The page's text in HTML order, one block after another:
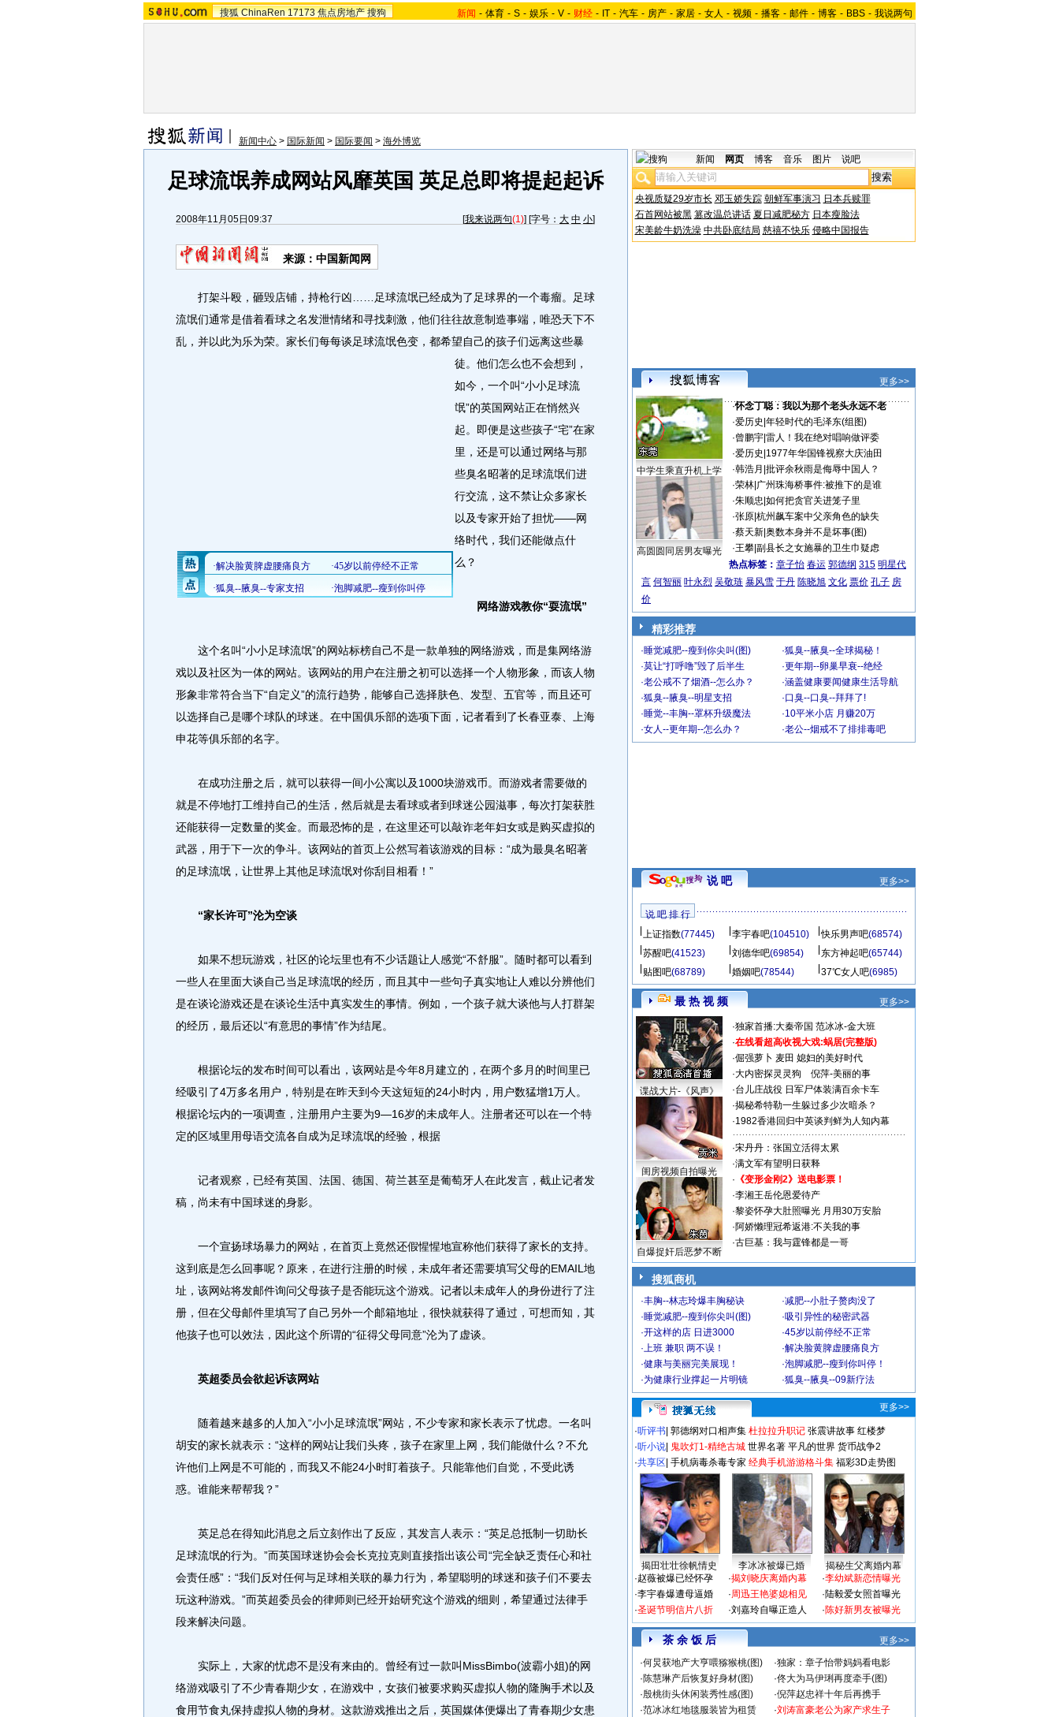
搜狐 ChinaRen 17173 焦点房地产 搜狗 新闻 - 体育 - S - 娱乐 - V - 财经 - IT - 汽车 - 房产 - 家居 - 女人 - 视频 - 播客 - 邮件 - 博客 - BBS - 我说两句
新闻中心 > 国际新闻 > 国际要闻 > 海外博览
足球流氓养成网站风靡英国 英足总即将提起起诉
2008年11月05日09:37 [我来说两句(1)] [字号： 大 中 小]
来源：中国新闻网
打架斗殴，砸毁店铺，持枪行凶……足球流氓已经成为了足球界的一个毒瘤。足球
流氓们通常是借着看球之名发泄情绪和寻找刺激，他们往往故意制造事端，唯恐天下不
乱，并以此为乐为荣。家长们每每谈足球流氓色变，都希望自己的孩子们远离这些暴
徒。 他们怎么也不会想到，
如今，一个叫“小小足球流
氓”的英国网站正在悄然兴
起。即便是这些孩子“宅”在家
里，还是可以通过网络与那
些臭名昭著的足球流氓们进
行交流，这不禁让众多家长
以及专家开始了担忧——网
络时代，我们还能做点什
么？
网络游戏教你“耍流氓”
这个名叫“小小足球流氓”的网站标榜自己不是一款单独的网络游戏，而是集网络游
戏以及社区为一体的网站。该网站的用户在注册之初可以选择一个人物形象，而该人物
形象非常符合当下“自定义”的流行趋势，能够自己选择肤色、发型、五官等，而且还可
以选择自己是哪个球队的球迷。在中国俱乐部的选项下面，记者看到了长春亚泰、上海
申花等俱乐部的名字。
在成功注册之后，就可以获得一间小公寓以及1000块游戏币。而游戏者需要做的
就是不停地打工维持自己的生活，然后就是去看球或者到球迷公园滋事，每次打架获胜
还能获得一定数量的奖金。而最恐怖的是，在这里还可以敲诈老年妇女或是购买虚拟的
武器，用于下一次的争斗。该网站的首页上公然写着该游戏的目标：“成为最臭名昭著
的足球流氓，让世界上其他足球流氓对你刮目相看！”
“家长许可”沦为空谈
如果不想玩游戏，社区的论坛里也有不少话题让人感觉“不舒服”。随时都可以看到
一些人在里面大谈自己当足球流氓的经历，而且其中一些句子真实地让人难以分辨他们
是在谈论游戏还是在谈论生活中真实发生的事情。例如，一个孩子就大谈他与人打群架
的经历，最后还以“有意思的事情”作为结尾。
根据论坛的发布时间可以看出，该网站是今年8月建立的，在两个多月的时间里已
经吸引了4万多名用户，特别是在昨天到今天这短短的24小时内，用户数猛增1万人。
根据论坛内的一项调查，注册用户主要为9—16岁的未成年人。注册者还可以在一个特
定的区域里用母语交流各自成为足球流氓的经验，根据
记者观察，已经有英国、法国、德国、荷兰甚至是葡萄牙人在此发言，截止记者发
稿，尚未有中国球迷的身影。
一个宣扬球场暴力的网站，在首页上竟然还假惺惺地宣称他们获得了家长的支持。
这到底是怎么回事呢？原来，在进行注册的时候，未成年者还需要填写父母的EMAIL地
址，该网站将发邮件询问父母孩子是否能玩这个游戏。记者以未成年人的身份进行了注
册，但在父母邮件里填写了自己另外一个邮箱地址，很快就获得了通过，可想而知，其
他孩子也可以效法，因此这个所谓的“征得父母同意”沦为了虚谈。
英超委员会欲起诉该网站
随着越来越多的人加入“小小足球流氓”网站，不少专家和家长表示了忧虑。一名叫
胡安的家长就表示：“这样的网站让我们头疼，孩子在家里上网，我们能做什么？不允
许他们上网是不可能的，而我又不能24小时盯着孩子。只能靠他们自觉，不受此诱
惑。谁能来帮帮我？”
英足总在得知此消息之后立刻作出了反应，其发言人表示：“英足总抵制一切助长
足球流氓的行为。”而英国球迷协会会长克拉克则直接指出该公司“完全缺乏责任心和社
会责任感”：“我们反对任何与足球相关联的暴力行为，希望聪明的球迷和孩子们不要去
玩这种游戏。”而英超委员会的律师则已经开始研究这个游戏的细则，希望通过法律手
段来解决问题。
实际上，大家的忧虑不是没有来由的。曾经有过一款叫MissBimbo(波霸小姐)的网
络游戏吸引了不少青春期少女，在游戏中，女孩们被要求购买虚拟人物的隆胸手术以及
食用节食丸保持虚拟人物的身材。这款游戏推出之后，英国媒体便爆出了青春期少女患
新闻 网页 博客 音乐 图片 说吧
央视质疑29岁市长 邓玉娇失踪 朝鲜军事演习 日本兵赎罪
石首网站被黑 篡改温总讲话 夏日减肥秘方 日本瘦脸法
宋美龄牛奶洗澡 中共卧底结局 慈禧不快乐 侵略中国报告
更多>>
中学生乘直升机上学
高圆圆同居男友曝光
·怀念丁聪：我以为那个老头永远不老
·爱历史 年轻时代的毛泽东(组图)
·曾鹏宇| 雷人！我在绝对唱响做评委
·爱历史 1977年华国锋视察大庆油田
·韩浩月 批评余秋雨是侮辱中国人？
·荣林| 广州珠海桥事件:被推下的是谁
·朱顺忠 如何把贪官关进笼子里
·张原| 杭州飙车案中父亲角色的缺失
·蔡天新| 奥数本身并不是坏事(图)
·王攀| 副县长之女施暴的卫生巾疑虑
热点标签： 章子怡 春运 郭德纲 315 明星代
言 何智丽 叶永烈 吴敬琏 暴风雪 于丹 陈晓旭 文化 票价 孔子 房
价
精彩推荐
·睡觉减肥--瘦到你尖叫(图) ·狐臭--腋臭--全球揭秘！
·莫让“打呼噜”毁了后半生 ·更年期--卵巢早衰--绝经
·老公戒不了烟酒--怎么办？ ·涵盖健康要闻健康生活导航
·狐臭--腋臭--明星支招 ·口臭--口臭--拜拜了!
·睡觉--丰胸--罩杯升级魔法 ·10平米小店 月赚20万
·女人--更年期--怎么办？ ·老公--烟戒不了排排毒吧
说 吧 更多>>
说 吧 排 行
上证指数(77445) 李宇春吧(104510) 快乐男声吧(68574)
苏醒吧(41523) 刘德华吧(69854) 东方神起吧(65744)
贴图吧(68789) 婚姻吧(78544) 37℃女人吧(6985)
最 热 视 频 更多>>
谍战大片-《风声》
闺房视频自拍曝光
自爆捉奸后恶梦不断
·独家首播:大秦帝国 范冰冰-金大班
·在线看超高收视大戏:蜗居(完整版)
·倔强萝卜 麦田 媳妇的美好时代
·大内密探灵灵狗
倪萍-美丽的事
·台儿庄战役 日军尸体装满百余卡车
·揭秘希特勒一生躲过多少次暗杀？
·1982香港回归中英谈判鲜为人知内幕
·宋丹丹：张国立活得太累
·满文军有望明日获释
· 《变形金刚2》送电影票！
·李湘王岳伦恩爱待产
·黎姿怀孕大肚照曝光 月用30万安胎
·阿娇懒理冠希返港:不关我的事
·古巨基：我与霆锋都是一哥
搜狐商机
·丰胸--林志玲爆丰胸秘诀 ·减肥--小肚子赘肉没了
·睡觉减肥--瘦到你尖叫(图) ·吸引异性的秘密武器
·开这样的店 日进3000 ·45岁以前停经不正常
·上班 兼职 两不误！ ·解决脸黄脾虚腰痛良方
·健康与美丽完美展现！ ·泡脚减肥--瘦到你叫停！
·为健康行业撑起一片明镜 ·狐臭--腋臭--09新疗法
更多>>
·听评书 郭德纲对口相声集 杜拉拉升职记 张震讲故事 红楼梦
·听小说 鬼吹灯1-精绝古城 世界名著 平凡的世界 货币战争2
·共享区 手机病毒杀毒专家 经典手机游游格斗集 福彩3D走势图
揭田壮壮徐帆情史 李冰冰被爆已婚
揭秘生父离婚内幕
·赵薇被爆已经怀孕
·李宇春爆遭母逼婚
·圣诞节明信片八折
·揭刘晓庆离婚内幕
·周迅王艳婆媳相见
·刘嘉玲自曝正造人
·李幼斌新恋情曝光
·陆毅爱女照首曝光
·陈好新男友被曝光
茶 余 饭 后
更多>>
·何炅获地产大亨喂猕猴桃(图) ·独家：章子怡带妈妈看电影
·陈慧琳产后恢复好身材(图) ·佟大为马伊琍再度牵手(图)
·殷桃街头休闲装秀性感(图) ·倪萍赵忠祥十年后再携手
·范冰冰红地毯服装皆为租赁 ·刘涛富豪老公为家产求生子